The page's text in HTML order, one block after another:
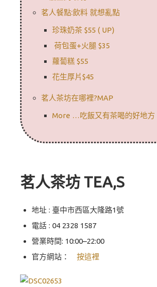
茗人餐點:飲料 就想亂點
珍珠奶茶 $55 ( UP)
荷包蛋+火腿 $35
蘿蔔糕 $55
花生厚片$45
茗人茶坊在哪裡?MAP
More …吃飯又有茶喝的好地方
茗人茶坊 TEA,S
地址 : 臺中市西區大隆路1號
電話 : 04 2328 1587
營業時間: 10:00–22:00
官方網站： 按這裡